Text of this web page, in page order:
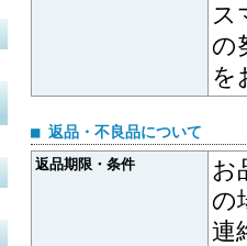
ス
の
を
■ 返品・不良品について
返品期限・条件
お
の
連